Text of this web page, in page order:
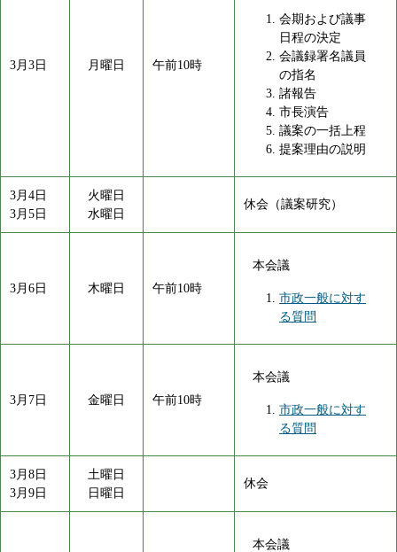
3月3日 月曜日 午前10時
会期および議事
日程の決定
会議録署名議員
の指名
諸報告
市長演告
議案の一括上程
提案理由の説明
3月4日
3月5日
火曜日
水曜日
休会（議案研究）
3月6日 木曜日 午前10時
本会議
市政一般に対す
る質問
3月7日 金曜日 午前10時
本会議
市政一般に対す
る質問
3月8日
3月9日
土曜日
日曜日
休会
本会議